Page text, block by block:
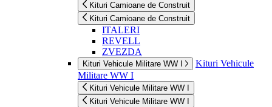
Kituri Camioane de Construit
Kituri Camioane de Construit
ITALERI
REVELL
ZVEZDA
Kituri Vehicule Militare WW I
Kituri Vehicule
Militare WW I
Kituri Vehicule Militare WW I
Kituri Vehicule Militare WW I